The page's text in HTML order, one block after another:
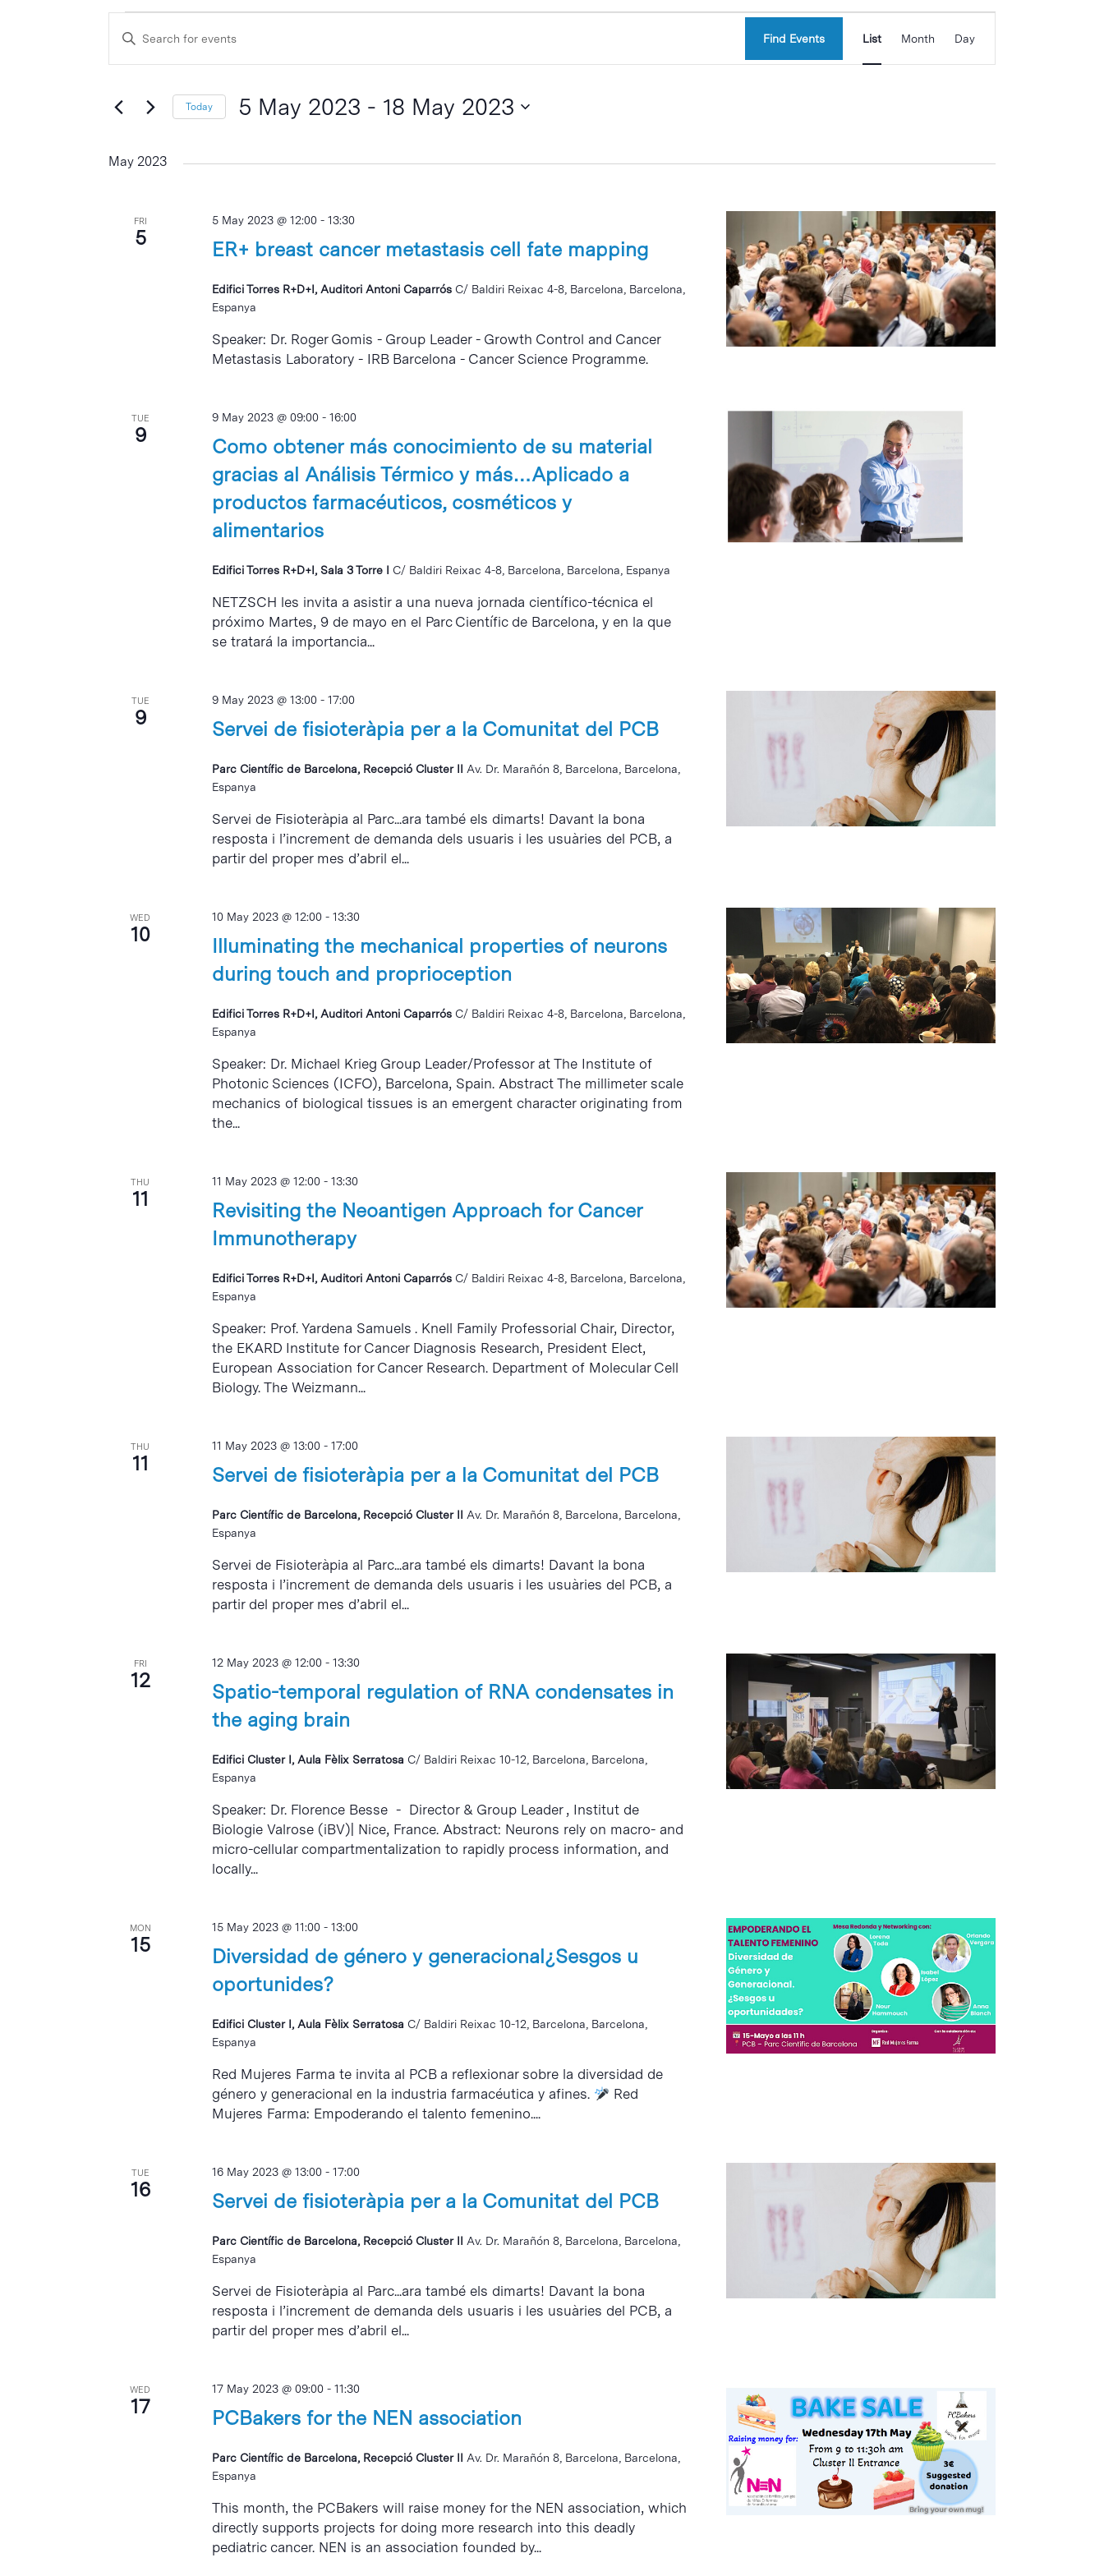
Hit enter to search or ESC to close
Events
Events
Search
Views
Enter
Events
Keyword.
Find Events
Views
Navigation
List Month Day
Today 5 May 2023 - 18 May 2023
May 2023
FRI
5 ER+ breast cancer metastasis cell fate mapping
5 May 2023 @ 12:00- 13:30
Edifici Torres R+D+I, Auditori Antoni Caparrós C/ Baldiri Reixac 4-8, Barcelona, Barcelona,
Espanya
Speaker: Dr. Roger Gomis - Group Leader - Growth Control and Cancer
Metastasis Laboratory - IRB Barcelona - Cancer Science Programme.
TUE
9
Como obtener más conocimiento de su material
gracias al Análisis Térmico y más…Aplicado a
productos farmacéuticos, cosméticos y
alimentarios
9 May 2023 @ 09:00- 16:00
Edifici Torres R+D+I, Sala 3 Torre I C/ Baldiri Reixac 4-8, Barcelona, Barcelona, Espanya
NETZSCH les invita a asistir a una nueva jornada científico-técnica el
próximo Martes, 9 de mayo en el Parc Científic de Barcelona, y en la que
se tratará la importancia...
TUE
9 Servei de fisioteràpia per a la Comunitat del PCB
9 May 2023 @ 13:00- 17:00
Parc Científic de Barcelona, Recepció Cluster II Av. Dr. Marañón 8, Barcelona, Barcelona,
Espanya
Servei de Fisioteràpia al Parc...ara també els dimarts! Davant la bona
resposta i l’increment de demanda dels usuaris i les usuàries del PCB, a
partir del proper mes d’abril el...
WED
10
Illuminating the mechanical properties of neurons
during touch and proprioception
10 May 2023 @ 12:00- 13:30
Edifici Torres R+D+I, Auditori Antoni Caparrós C/ Baldiri Reixac 4-8, Barcelona, Barcelona,
Espanya
Speaker: Dr. Michael Krieg Group Leader/Professor at The Institute of
Photonic Sciences (ICFO), Barcelona, Spain. Abstract The millimeter scale
mechanics of biological tissues is an emergent character originating from
the...
THU
11
Revisiting the Neoantigen Approach for Cancer
Immunotherapy
11 May 2023 @ 12:00- 13:30
Edifici Torres R+D+I, Auditori Antoni Caparrós C/ Baldiri Reixac 4-8, Barcelona, Barcelona,
Espanya
Speaker: Prof. Yardena Samuels . Knell Family Professorial Chair, Director,
the EKARD Institute for Cancer Diagnosis Research, President Elect,
European Association for Cancer Research. Department of Molecular Cell
Biology. The Weizmann...
THU
11 Servei de fisioteràpia per a la Comunitat del PCB
11 May 2023 @ 13:00- 17:00
Parc Científic de Barcelona, Recepció Cluster II Av. Dr. Marañón 8, Barcelona, Barcelona,
Espanya
Servei de Fisioteràpia al Parc...ara també els dimarts! Davant la bona
resposta i l’increment de demanda dels usuaris i les usuàries del PCB, a
partir del proper mes d’abril el...
FRI
12
Spatio-temporal regulation of RNA condensates in
the aging brain
12 May 2023 @ 12:00- 13:30
Edifici Cluster I, Aula Fèlix Serratosa C/ Baldiri Reixac 10-12, Barcelona, Barcelona,
Espanya
Speaker: Dr. Florence Besse - Director & Group Leader , Institut de
Biologie Valrose (iBV)| Nice, France. Abstract: Neurons rely on macro- and
micro-cellular compartmentalization to rapidly process information, and
locally...
MON
15
Diversidad de género y generacional¿Sesgos u
oportunides?
15 May 2023 @ 11:00- 13:00
Edifici Cluster I, Aula Fèlix Serratosa C/ Baldiri Reixac 10-12, Barcelona, Barcelona,
Espanya
Red Mujeres Farma te invita al PCB a reflexionar sobre la diversidad de
género y generacional en la industria farmacéutica y afines.
Red
Mujeres Farma: Empoderando el talento femenino....
TUE
16 Servei de fisioteràpia per a la Comunitat del PCB
16 May 2023 @ 13:00- 17:00
Parc Científic de Barcelona, Recepció Cluster II Av. Dr. Marañón 8, Barcelona, Barcelona,
Espanya
Servei de Fisioteràpia al Parc...ara també els dimarts! Davant la bona
resposta i l’increment de demanda dels usuaris i les usuàries del PCB, a
partir del proper mes d’abril el...
WED
17 PCBakers for the NEN association
17 May 2023 @ 09:00- 11:30
Parc Científic de Barcelona, Recepció Cluster II Av. Dr. Marañón 8, Barcelona, Barcelona,
Espanya
This month, the PCBakers will raise money for the NEN association, which
directly supports projects for doing more research into this deadly
pediatric cancer. NEN is an association founded by...